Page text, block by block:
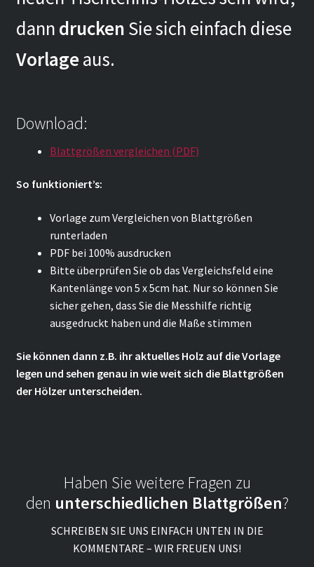
dann drucken Sie sich einfach diese
Vorlageaus.
Download:
Blattgrößen vergleichen (PDF)
So funktioniert’s:
Vorlage zum Vergleichen von Blattgrößen
runterladen
PDF bei 100% ausdrucken
Bitte überprüfen Sie ob das Vergleichsfeld eine
Kantenlänge von 5 x 5cm hat. Nur so können Sie
sicher gehen, dass Sie die Messhilfe richtig
ausgedruckt haben und die Maße stimmen
Sie können dann z.B. ihr aktuelles Holz auf die Vorlage
legen und sehen genau in wie weit sich die Blattgrößen
der Hölzer unterscheiden.
Haben Sie weitere Fragen zu
den unterschiedlichen Blattgrößen?
SCHREIBEN SIE UNS EINFACH UNTEN IN DIE
KOMMENTARE – WIR FREUEN UNS!